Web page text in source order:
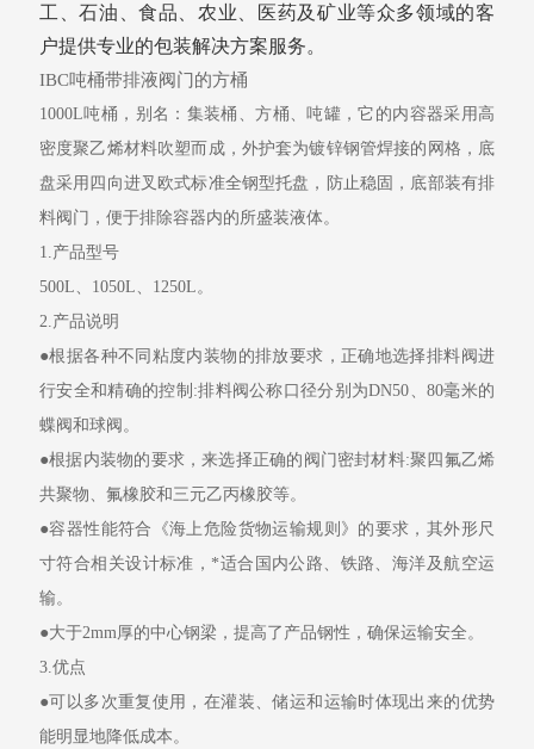
工、石油、食品、农业、医药及矿业等众多领域的客
户提供专业的包装解决方案服务。
IBC吨桶带排液阀门的方桶
1000L吨桶，别名： 集装桶 、方桶 、吨罐，它的内容器采用高
密度聚乙烯材料吹塑而成，外护套为镀锌钢管焊接的网格，底
盘采用四向进叉欧式标准全钢型托盘，防止稳固，底部装有排
料阀门，便于排除容器内的所盛装液体。
1. 产品型号
500L 1050L 1250L 。
2. 产品说明
●根据各种不同粘度内装物的排放要求，正确地选择排料阀进
行安全和精确的控制 :排料阀公称口径分别为DN50 、80毫米的
蝶阀和球阀。
●根据内装物的要求，来选择正确的 阀门密封材料:聚四氟乙烯
共聚物、氟橡胶和三元乙丙橡胶等。
●容器性能符合《海上危险货物运输规则》的要求，其外形尺
寸符合相关设计标准，*适合国内公路、铁路、海洋及航空运
输。
●大于2mm 厚的中心钢梁，提高了产品钢性，确保运输安全。
3. 优点
●可以多次重复使用，在灌装、储运和运输时体现出来的优势
能明显地降低成本。